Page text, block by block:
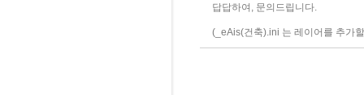
답답하여, 문의드립니다.
(_eAis(건축).ini 는 레이어를 추가